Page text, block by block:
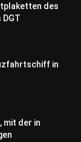
des
in
mit der in